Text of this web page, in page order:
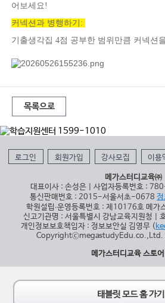
어보세요!
커넥션과 병행하기:
기출생각집 4점 공부한 범위만큼 커넥션
목록으로
로그인 회원가입 강사모집 이용
메가스터디교육㈜
대표이사 : 손성은 | 사업자등록번호 :
통신판매번호 : 2015-서울서초-0678 정
학원설립∙운영등록번호 : 제10176호 메가
신고기관명 : 서울특별시 강남교육지원청 |
개인정보보호책임자 : 정보보안실 김영무 (
CopyrightⓒmegastudyEdu.co.,Ltd.
메가스터디교육 스토어
태블릿 모드 홈 가기